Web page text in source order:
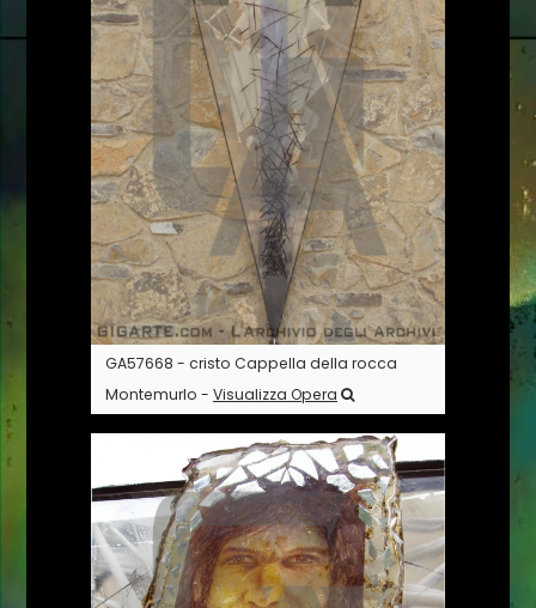
GA57668 - cristo Cappella della rocca
Montemurlo - Visualizza Opera